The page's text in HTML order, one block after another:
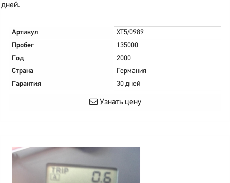
дней.
Артикул
XT5/0989
Пробег
135000
Год
2000
Страна
Германия
Гарантия
30 дней
Узнать цену